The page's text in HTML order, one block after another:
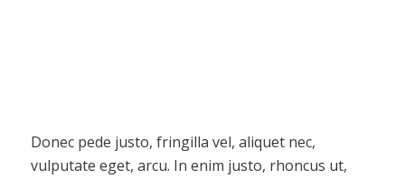
Donec pede justo, fringilla vel, aliquet nec,
vulputate eget, arcu. In enim justo, rhoncus ut,